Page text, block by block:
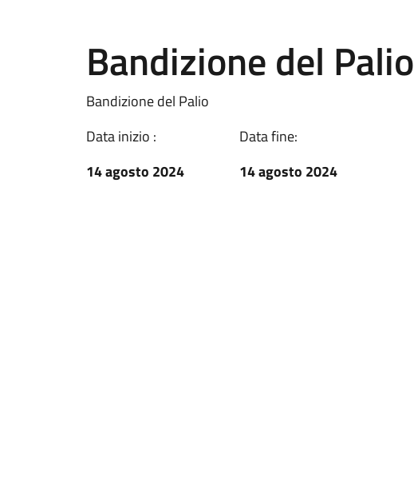
Bandizione del Palio
Bandizione del Palio
Data inizio :
14 agosto 2024
Data fine:
14 agosto 2024